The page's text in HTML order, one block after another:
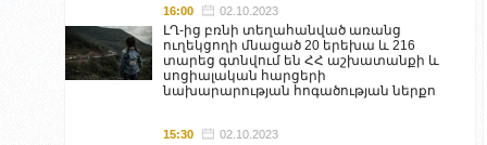
16:00 02.10.2023
ԼՂ-ից բռնի տեղահանված առանց
ուղեկցողի մնացած 20 երեխա և 216
տարեց գտնվում են ՀՀ աշխատանքի և
սոցիալական հարցերի
նախարարության հոգածության ներքո
15:30 02.10.2023